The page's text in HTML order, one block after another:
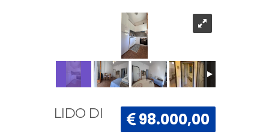
98.000,00
LIDO DI